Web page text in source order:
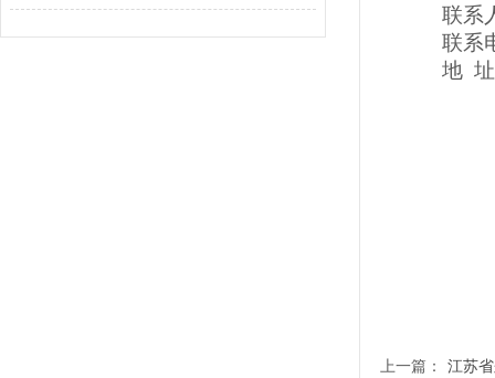
联系
联系
地 址
上一篇：
江苏